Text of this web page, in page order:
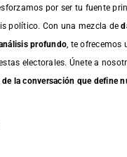
por ser tu fuente
político. Con una mezcla de
profundo , te
electorales. Únete a
de la conversación que define